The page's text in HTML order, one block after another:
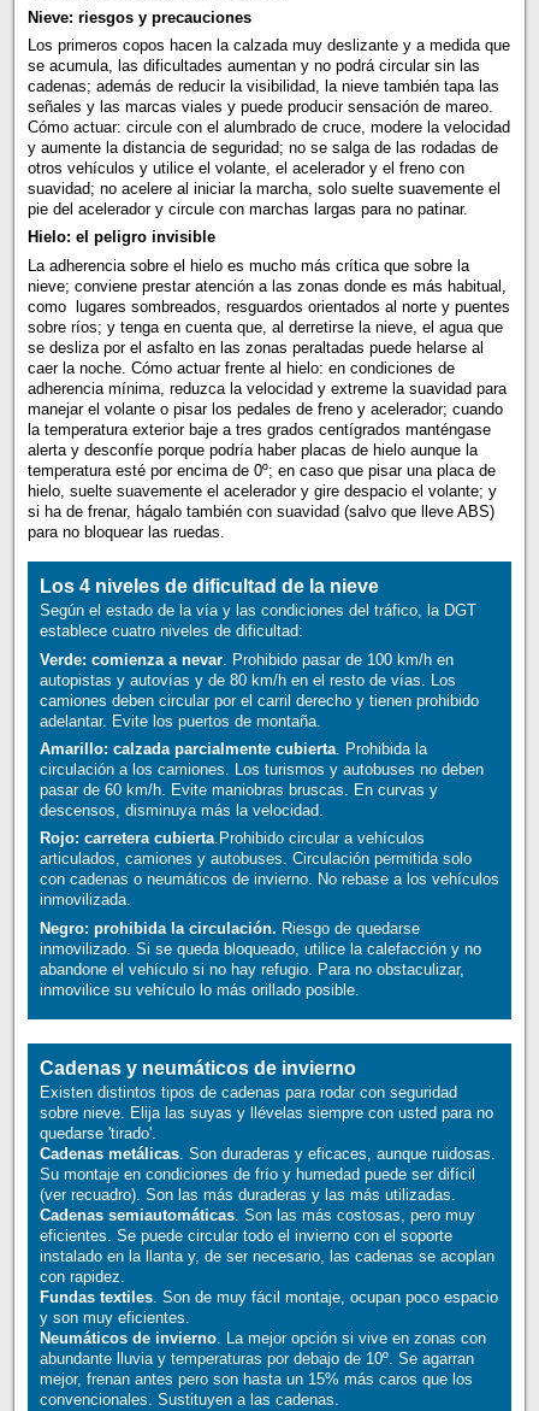
Nieve: riesgos y precauciones
Los primeros copos hacen la calzada muy deslizante y a medida que
se acumula, las dificultades aumentan y no podrá circular sin las
cadenas; además de reducir la visibilidad, la nieve también tapa las
señales y las marcas viales y puede producir sensación de mareo.
Cómo actuar: circule con el alumbrado de cruce, modere la velocidad
y aumente la distancia de seguridad; no se salga de las rodadas de
otros vehículos y utilice el volante, el acelerador y el freno con
suavidad; no acelere al iniciar la marcha, solo suelte suavemente el
pie del acelerador y circule con marchas largas para no patinar.
Hielo: el peligro invisible
La adherencia sobre el hielo es mucho más crítica que sobre la
nieve; conviene prestar atención a las zonas donde es más habitual,
como lugares sombreados, resguardos orientados al norte y puentes
sobre ríos; y tenga en cuenta que, al derretirse la nieve, el agua que
se desliza por el asfalto en las zonas peraltadas puede helarse al
caer la noche. Cómo actuar frente al hielo: en condiciones de
adherencia mínima, reduzca la velocidad y extreme la suavidad para
manejar el volante o pisar los pedales de freno y acelerador; cuando
la temperatura exterior baje a tres grados centígrados manténgase
alerta y desconfíe porque podría haber placas de hielo aunque la
temperatura esté por encima de 0º; en caso que pisar una placa de
hielo, suelte suavemente el acelerador y gire despacio el volante; y
si ha de frenar, hágalo también con suavidad (salvo que lleve ABS)
para no bloquear las ruedas.
Los 4 niveles de dificultad de la nieve
Según el estado de la vía y las condiciones del tráfico, la DGT
establece cuatro niveles de dificultad:
Verde: comienza a nevar. Prohibido pasar de 100 km/h en
autopistas y autovías y de 80 km/h en el resto de vías. Los
camiones deben circular por el carril derecho y tienen prohibido
adelantar. Evite los puertos de montaña.
Amarillo: calzada parcialmente cubierta. Prohibida la
circulación a los camiones. Los turismos y autobuses no deben
pasar de 60 km/h. Evite maniobras bruscas. En curvas y
descensos, disminuya más la velocidad.
Rojo: carretera cubierta.Prohibido circular a vehículos
articulados, camiones y autobuses. Circulación permitida solo
con cadenas o neumáticos de invierno. No rebase a los vehículos
inmovilizada.
Negro: prohibida la circulación. Riesgo de quedarse
inmovilizado. Si se queda bloqueado, utilice la calefacción y no
abandone el vehículo si no hay refugio. Para no obstaculizar,
inmovilice su vehículo lo más orillado posible.
Cadenas y neumáticos de invierno
Existen distintos tipos de cadenas para rodar con seguridad
sobre nieve. Elija las suyas y llévelas siempre con usted para no
quedarse 'tirado'.
Cadenas metálicas. Son duraderas y eficaces, aunque ruidosas.
Su montaje en condiciones de frío y humedad puede ser difícil
(ver recuadro). Son las más duraderas y las más utilizadas.
Cadenas semiautomáticas. Son las más costosas, pero muy
eficientes. Se puede circular todo el invierno con el soporte
instalado en la llanta y, de ser necesario, las cadenas se acoplan
con rapidez.
Fundas textiles. Son de muy fácil montaje, ocupan poco espacio
y son muy eficientes.
Neumáticos de invierno. La mejor opción si vive en zonas con
abundante lluvia y temperaturas por debajo de 10º. Se agarran
mejor, frenan antes pero son hasta un 15% más caros que los
convencionales. Sustituyen a las cadenas.